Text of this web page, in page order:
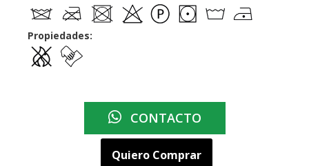
Propiedades:
CONTACTO
Quiero Comprar